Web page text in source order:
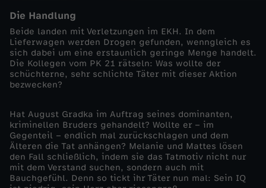
n
t
e
D
u
Die Handlung
Beide landen mit Verletzungen im EKH. In dem
Lieferwagen werden Drogen gefunden, wenngleich es
sich dabei um eine erstaunlich geringe Menge handelt.
Die Kollegen vom PK 21 rätseln: Was wollte der
schüchterne, sehr schlichte Täter mit dieser Aktion
bezwecken?
Hat August Gradka im Auftrag seines dominanten,
kriminellen Bruders gehandelt? Wollte er – im
Gegenteil – endlich mal zurückschlagen und dem
Älteren die Tat anhängen? Melanie und Mattes lösen
den Fall schließlich, indem sie das Tatmotiv nicht nur
mit dem Verstand suchen, sondern auch mit
Bauchgefühl. Denn so tickt ihr Täter nun mal: Sein IQ